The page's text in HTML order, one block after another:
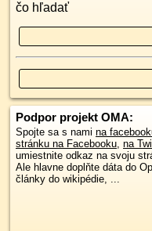
čo hľadať
Podpor projekt OMA:
Spojte sa s nami na
stránku na Facebooku, na
umiestnite odkaz na svoju
Ale hlavne doplňte dáta do
články do wikipédie, ...